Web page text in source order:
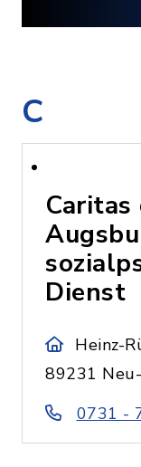
C
Caritas
Dienst
Heinz-
89231
0731 -